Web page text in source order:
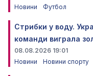
Новини
Футбол
Стрибки у воду.
команди виграла
08.08.2026 19:01
Новини
Новини спорту